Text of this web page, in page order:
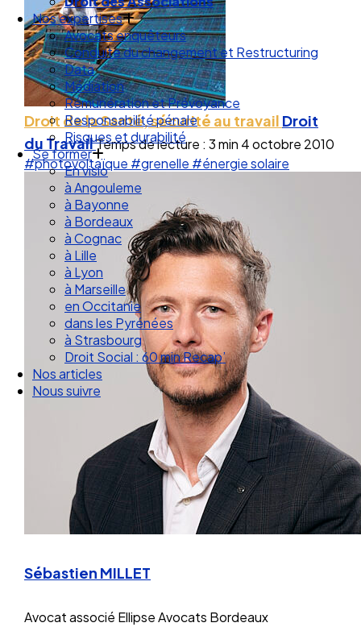
Droit des Associations
Nos expertises
Avocats enquêteurs
Conduite du changement et Restructuring
Data
Médiation
Rémunération et Prévoyance
Responsabilité pénale
Risques et durabilité
Se former
En visio
à Angouleme
à Bayonne
à Bordeaux
à Cognac
à Lille
à Lyon
à Marseille
en Occitanie
dans les Pyrénées
à Strasbourg
Droit Social : 60 min Recap’
Nos articles
Droit de la Santé, sécurité au travail Droit
du TravailTemps de lecture : 3 min 4 octobre 2010
#photovoltaïque #grenelle #énergie solaire
Sébastien MILLET
Avocat associé Ellipse Avocats Bordeaux